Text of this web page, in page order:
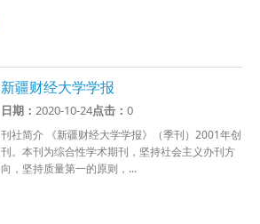
新疆财经大学学报
日期： 2020-10-24点击：0
刊社简介 《新疆财经大学学报》（季刊）2001年创
刊。本刊为综合性学术期刊，坚持社会主义办刊方
向，坚持质量第一的原则，...